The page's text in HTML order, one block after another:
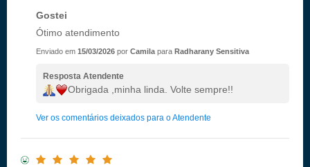
Gostei
Ótimo atendimento
Enviado em 15/03/2026 por Camila para Radharany Sensitiva
Resposta Atendente
Obrigada ,minha linda. Volte sempre!!
Ver os comentários deixados para o Atendente